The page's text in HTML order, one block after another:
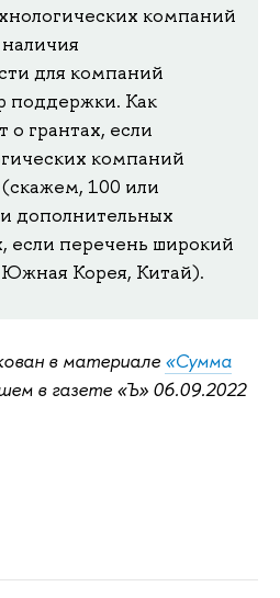
компаний
для компаний
поддержки. Как
о грантах, если
компаний
100 или
дополнительных
если перечень широкий
Корея, Китай).
в материале «Сумма
в газете «Ъ» 06.09.2022